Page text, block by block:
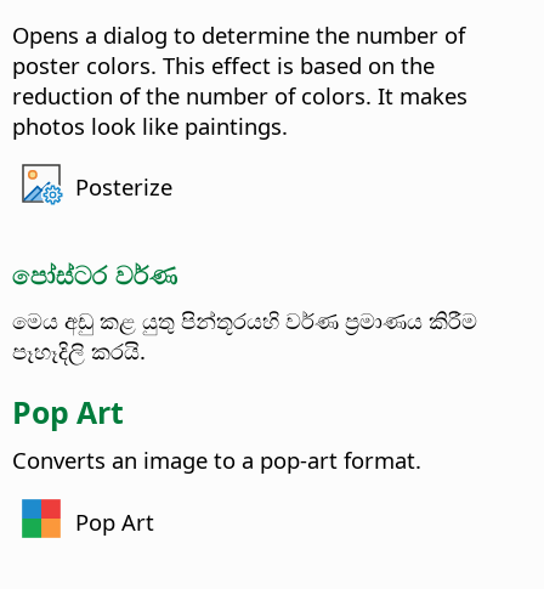
Opens a dialog to determine the number of
poster colors. This effect is based on the
reduction of the number of colors. It makes
photos look like paintings.
Posterize
පෝස්ටර වර්ණ
මෙය අඩු කළ යුතු පින්තූරයහි වර්ණ ප්‍රමාණය කිරීම
පෑහෑදිලි කරයි.
Pop Art
Converts an image to a pop-art format.
Pop Art